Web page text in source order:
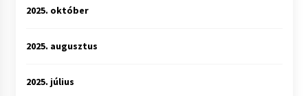
2025. október
2025. augusztus
2025. július